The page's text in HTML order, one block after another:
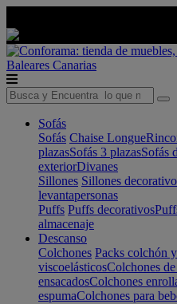
Baleares Canarias
Sofás
Sofás Chaise Longue
plazasSofás 3 plazasSofás
exteriorDivanes
Sillones Sillones
levantapersonas
Puffs Puffs decorativos
almacenaje
Descanso
Colchones Packs colchón
viscoelásticosColchones
ensacadosColchones
espumaColchones para